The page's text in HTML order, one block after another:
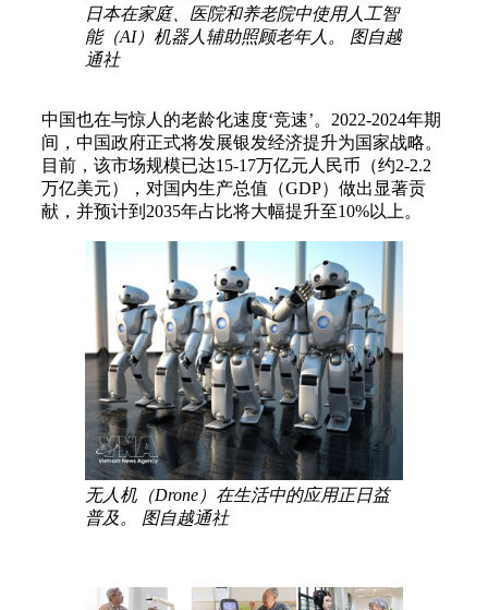
日本在家庭、医院和养老院中使用人工智
能（AI）机器人辅助照顾老年人。 图自越
通社
中国也在与惊人的老龄化速度‘竞速’。2022-2024年期
间，中国政府正式将发展银发经济提升为国家战略。
目前，该市场规模已达15-17万亿元人民币（约2-2.2
万亿美元），对国内生产总值（GDP）做出显著贡
献，并预计到2035年占比将大幅提升至10%以上。
无人机（Drone）在生活中的应用正日益
普及。 图自越通社